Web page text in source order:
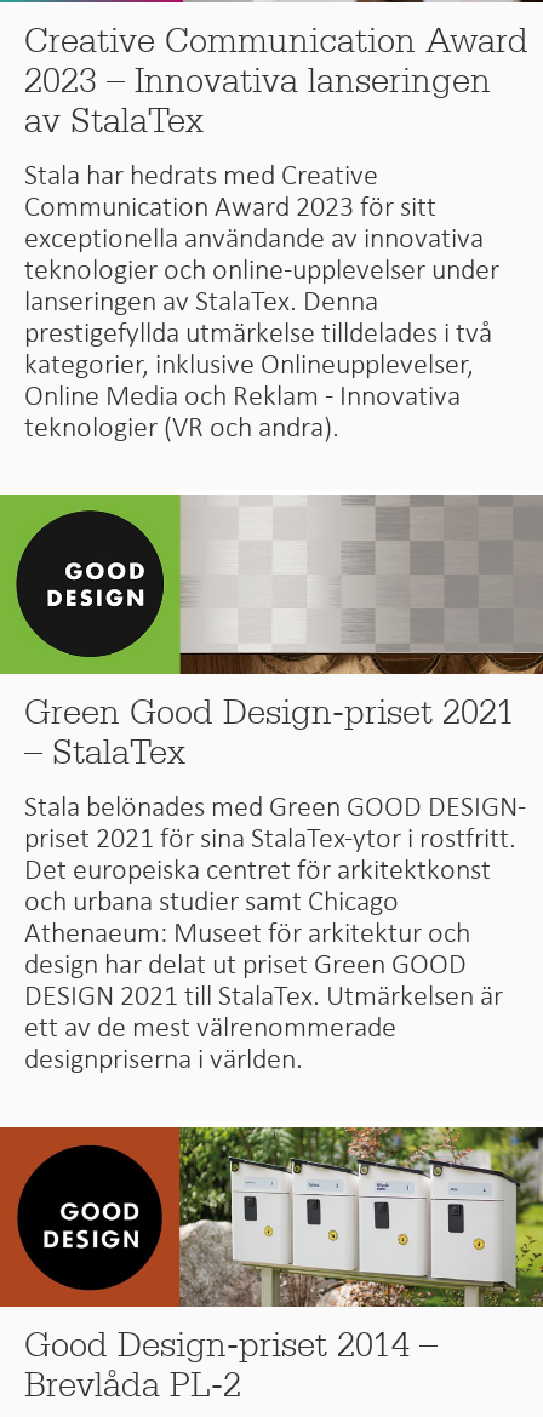
Creative Communication Award
2023 – Innovativa lanseringen
av StalaTex
Stala har hedrats med Creative
Communication Award 2023 för sitt
exceptionella användande av innovativa
teknologier och online-upplevelser under
lanseringen av StalaTex. Denna
prestigefyllda utmärkelse tilldelades i två
kategorier, inklusive Onlineupplevelser,
Online Media och Reklam - Innovativa
teknologier (VR och andra).
Green Good Design-priset 2021
– StalaTex
Stala belönades med Green GOOD DESIGN-
priset 2021 för sina StalaTex-ytor i rostfritt.
Det europeiska centret för arkitektkonst
och urbana studier samt Chicago
Athenaeum: Museet för arkitektur och
design har delat ut priset Green GOOD
DESIGN 2021 till StalaTex. Utmärkelsen är
ett av de mest välrenommerade
designpriserna i världen.
Good Design-priset 2014 –
Brevlåda PL-2